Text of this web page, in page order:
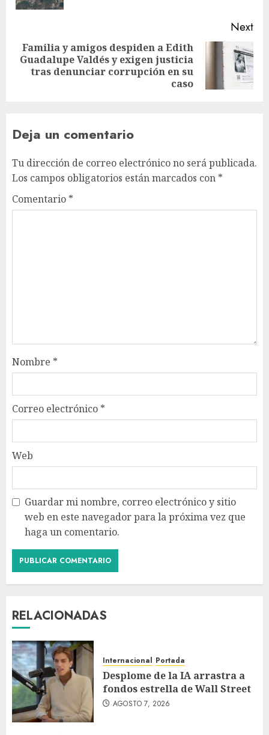
Next
Familia y amigos despiden a Edith
Guadalupe Valdés y exigen justicia
tras denunciar corrupción en su
caso
Deja un comentario
Tu dirección de correo electrónico no será publicada.
Los campos obligatorios están marcados con *
Comentario *
Nombre *
Correo electrónico *
Web
Guardar mi nombre, correo electrónico y sitio
web en este navegador para la próxima vez que
haga un comentario.
RELACIONADAS
Internacional Portada
Desplome de la IA arrastra a
fondos estrella de Wall Street
AGOSTO 7, 2026